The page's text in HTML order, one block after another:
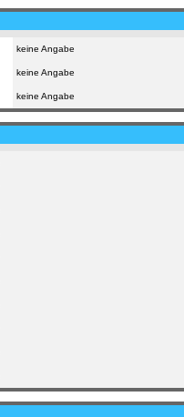
keine Angabe
keine Angabe
keine Angabe